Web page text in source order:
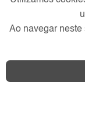
Ao navegar neste